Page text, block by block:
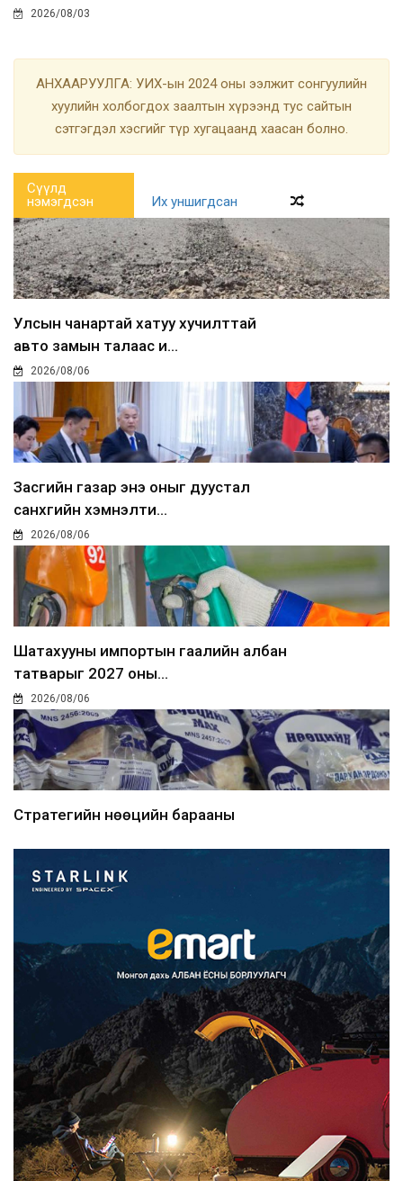
2026/08/03
АНХААРУУЛГА: УИХ-ын 2024 оны ээлжит сонгуулийн
хуулийн холбогдох заалтын хүрээнд тус сайтын
сэтгэгдэл хэсгийг түр хугацаанд хаасан болно.
Сүүлд
нэмэгдсэн
Их уншигдсан
Улсын чанартай хатуу хучилттай
авто замын талаас и...
2026/08/06
Засгийн газар энэ оныг дуустал
санхүүгийн хэмнэлти...
2026/08/06
Шатахууны импортын гаалийн албан
татварыг 2027 оны...
2026/08/06
Стратегийн нөөцийн барааны
Монгол Улс COP17 бага хуралд 6.5
тэрбум ам.доллары...
2026/08/06
“Улаанбаатар трам” төсөл
хэрэгжсэнээр жилд 446...